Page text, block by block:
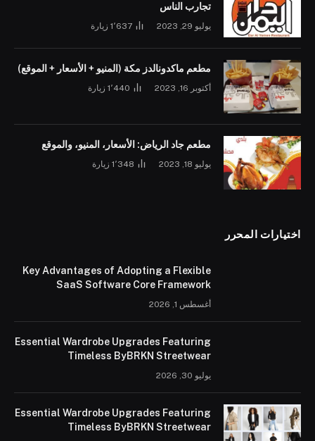
تجارب الناس
يوليو 29, 2023 1٬637 زيارة
مطعم ماكدونالدز مكة (المنيو + الأسعار + الموقع)
أكتوبر 16, 2023 1٬440 زيارة
مطعم جاد الرياض: الأسعار، المنيو، والموقع
يوليو 18, 2023 1٬348 زيارة
اختيارات المحرر
Key Advantages of Adopting a Flexible
SaaS Software Core Framework
أغسطس 1, 2026
Essential Wardrobe Upgrades Featuring
Timeless ByBRKN Streetwear
يوليو 30, 2026
Essential Wardrobe Upgrades Featuring
Timeless ByBRKN Streetwear